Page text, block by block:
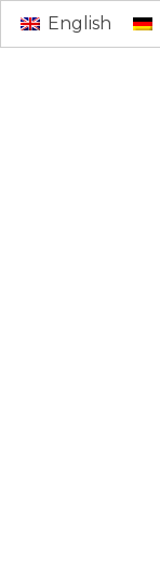
English